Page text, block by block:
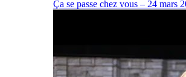
Ça se passe chez vous – 24 mars